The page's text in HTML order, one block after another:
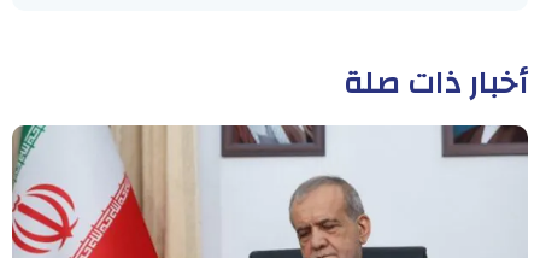
أخبار ذات صلة